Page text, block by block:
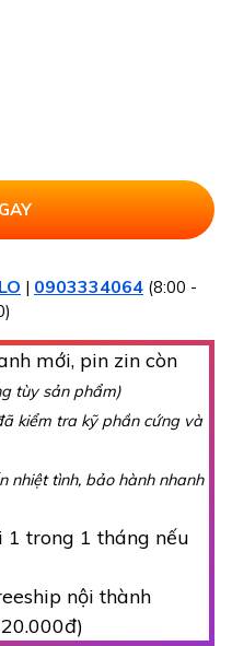
| 0903334064 (8:00 -
mới, pin zin còn
tùy sản phẩm)
kiểm tra kỹ phần cứng và
nhiệt tình, bảo hành nhanh
1 trong 1 tháng nếu
nội thành